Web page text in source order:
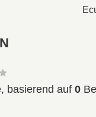
basierend auf 0